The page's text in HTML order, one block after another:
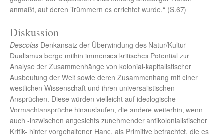
anmaßt, auf deren Trümmern es errichtet wurde.“ (S.67)
Diskussion
Descolas Denkansatz der Überwindung des Natur/Kultur-
Dualismus berge mithin immenses kritisches Potential zur
Analyse der Zusammenhänge von kolonial-kapitalistischer
Ausbeutung der Welt sowie deren Zusammenhang mit einer
westlichen Wissenschaft und ihren universalistischen
Ansprüchen. Diese würden vielleicht auf ideologische
Vormachtansprüche hinauslaufen, die andere weiterhin, wenn
auch -inzwischen angesichts zunehmender antikolonialistischer
Kritik- hinter vorgehaltener Hand, als Primitive betrachtet, die es